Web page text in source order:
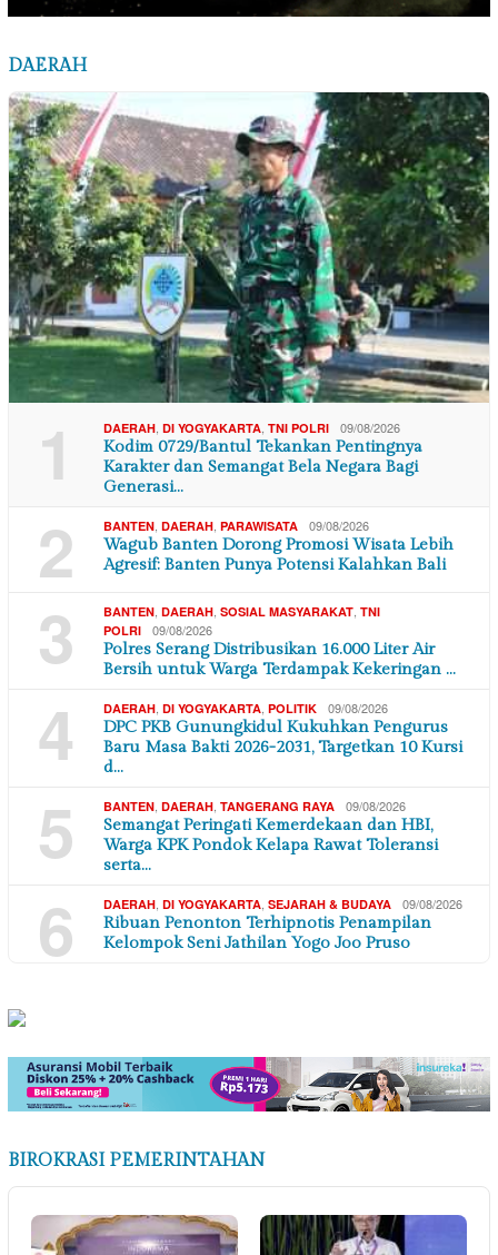
DAERAH
1 DAERAH DI YOGYAKARTA TNI POLRI 09/08/2026
Kodim 0729/Bantul Tekankan Pentingnya
Karakter dan Semangat Bela Negara Bagi
Generasi…
2 BANTEN DAERAH PARAWISATA 09/08/2026
Wagub Banten Dorong Promosi Wisata Lebih
Agresif: Banten Punya Potensi Kalahkan Bali
3 BANTEN DAERAH SOSIAL MASYARAKAT TNI
POLRI
09/08/2026
Polres Serang Distribusikan 16.000 Liter Air
Bersih untuk Warga Terdampak Kekeringan …
4 DAERAH DI YOGYAKARTA POLITIK 09/08/2026
DPC PKB Gunungkidul Kukuhkan Pengurus
Baru Masa Bakti 2026-2031, Targetkan 10 Kursi
d…
5 BANTEN DAERAH TANGERANG RAYA 09/08/2026
Semangat Peringati Kemerdekaan dan HBI,
Warga KPK Pondok Kelapa Rawat Toleransi
serta…
6 DAERAH DI YOGYAKARTA SEJARAH & BUDAYA 09/08/2026
Ribuan Penonton Terhipnotis Penampilan
Kelompok Seni Jathilan Yogo Joo Pruso
BIROKRASI PEMERINTAHAN